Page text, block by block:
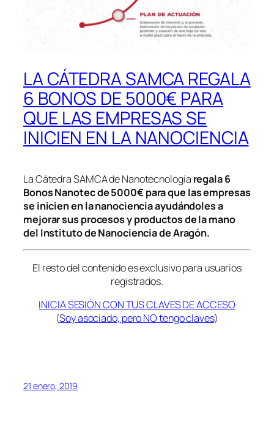
LA CÁTEDRA SAMCA REGALA
6 BONOS DE 5000€ PARA
QUE LAS EMPRESAS SE
INICIEN EN LA NANOCIENCIA
La Cátedra SAMCA de Nanotecnología regala6
Bonos Nanotec de 5000€para que las empresas
se inicien en la nanociencia ayudándoles a
mejorar sus procesos y productos de la mano
del Instituto de Nanociencia de Aragón.
El resto del contenido es exclusivo para usuarios
registrados.
INICIA SESIÓN CON TUS CLAVES DE ACCESO
(Soy asociado, pero NO tengo claves)
21 enero, 2019